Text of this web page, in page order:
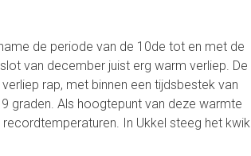
de periode van de 10de tot en met de
van december juist erg warm verliep. De
rap, met binnen een tijdsbestek van
graden. Als hoogtepunt van deze warmte
In Ukkel steeg het kwik